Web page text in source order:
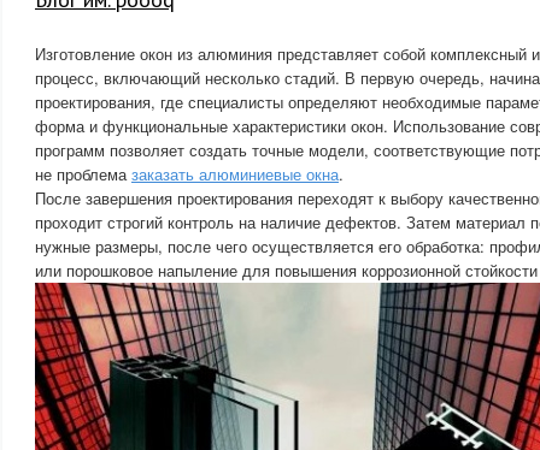
Изготовление окон из алюминия представляет собой комплексный
процесс, включающий несколько стадий. В первую очередь,
проектирования, где специалисты определяют необходимые
форма и функциональные характеристики окон. Использование
программ позволяет создать точные модели, соответствующие
не проблемазаказать алюминиевые окна.
После завершения проектирования переходят к выбору
проходит строгий контроль на наличие дефектов. Затем материал
нужные размеры, после чего осуществляется его обработка:
или порошковое напыление для повышения коррозионной